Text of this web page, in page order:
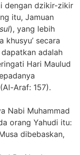
dengan dzikir-zikir
itu, Jamuan
), yang lebih
khusyu’ secara
adalah
Hari Maulud
Araf: 157).
Nabi Muhammad
orang Yahudi itu:
dibebaskan,